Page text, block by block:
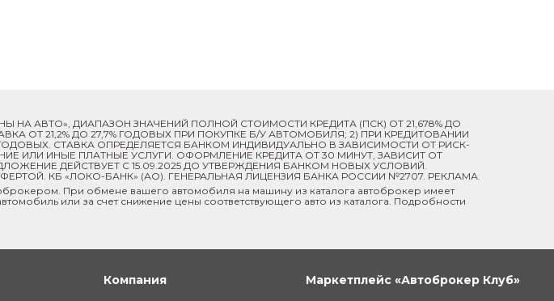
НА АВТО», ДИАПАЗОН ЗНАЧЕНИЙ ПОЛНОЙ СТОИМОСТИ КРЕДИТА (ПСК) ОТ 21,678% ДО
ОТ 21,2% ДО 27,7% ГОДОВЫХ ПРИ ПОКУПКЕ Б/У АВТОМОБИЛЯ; 2) ПРИ КРЕДИТОВАНИИ
СТАВКА ОПРЕДЕЛЯЕТСЯ БАНКОМ ИНДИВИДУАЛЬНО В ЗАВИСИМОСТИ ОТ РИСК-
ИЛИ ИНЫЕ ПЛАТНЫЕ УСЛУГИ. ОФОРМЛЕНИЕ КРЕДИТА ОТ 30 МИНУТ, ЗАВИСИТ ОТ
ДЕЙСТВУЕТ С 15.09.2025 ДО УТВЕРЖДЕНИЯ БАНКОМ НОВЫХ УСЛОВИЙ.
КБ «ЛОКО-БАНК» (АО). ГЕНЕРАЛЬНАЯ ЛИЦЕНЗИЯ БАНКА РОССИИ №2707. РЕКЛАМА.
При обмене вашего автомобиля на машину из каталога автоброкер имеет
или за счет снижение цены соответствующего авто из каталога. Подробности
Компания Маркетплейс «Автоброкер Клуб»